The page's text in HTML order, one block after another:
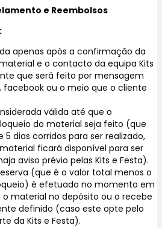
e Reembolsos
apenas após a confirmação da
e o contacto da equipa Kits
que será feito por mensagem
ou o meio que o cliente
válida até que o
do material seja feito (que
5 dias corridos para ser realizado,
ficará disponível para ser
aviso prévio pelas Kits e Festa).
(que é o valor total menos o
é efetuado no momento em
material no depósito ou o recebe
definido (caso este opte pelo
da Kits e Festa).